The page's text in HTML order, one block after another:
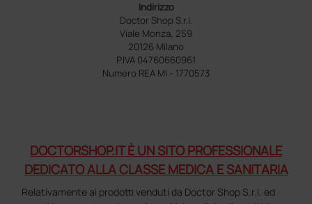
Indirizzo
Doctor Shop S.r.l.
Viale Monza, 259
20126 Milano
P.IVA 04760660961
Numero REA MI - 1770573
DOCTORSHOP.IT È UN SITO PROFESSIONALE
DEDICATO ALLA CLASSE MEDICA E SANITARIA
Relativamente ai prodotti venduti da Doctor Shop S.r.l. ed